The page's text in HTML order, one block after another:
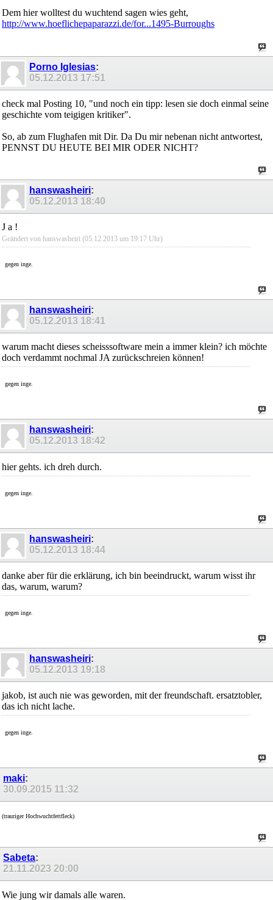
Dem hier wolltest du wuchtend sagen wies geht,
http://www.hoeflichepaparazzi.de/for...1495-Burroughs
Porno Iglesias:
05.12.2013 17:51
check mal Posting 10, "und noch ein tipp: lesen sie doch einmal seine
geschichte vom teigigen kritiker".
So, ab zum Flughafen mit Dir. Da Du mir nebenan nicht antwortest,
PENNST DU HEUTE BEI MIR ODER NICHT?
hanswasheiri:
05.12.2013 18:40
J a !
Geändert von hanswasheiri (05.12.2013 um 19:17 Uhr)
gegen inge.
hanswasheiri:
05.12.2013 18:41
warum macht dieses scheisssoftware mein a immer klein? ich möchte
doch verdammt nochmal JA zurückschreien können!
gegen inge.
hanswasheiri:
05.12.2013 18:42
hier gehts. ich dreh durch.
gegen inge.
hanswasheiri:
05.12.2013 18:44
danke aber für die erklärung, ich bin beeindruckt, warum wisst ihr
das, warum, warum?
gegen inge.
hanswasheiri:
05.12.2013 19:18
jakob, ist auch nie was geworden, mit der freundschaft. ersatztobler,
das ich nicht lache.
gegen inge.
maki:
30.09.2015 11:32
(trauriger Hochwuchtfettfleck)
Sabeta:
21.11.2023 20:00
Wie jung wir damals alle waren.